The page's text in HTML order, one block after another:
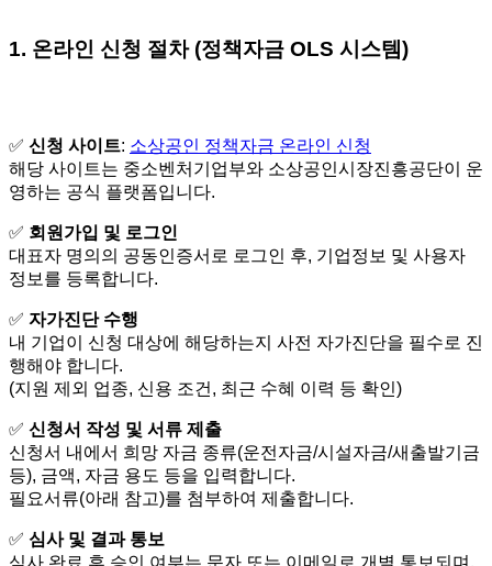
1. 온라인 신청 절차 (정책자금 OLS 시스템)
✅ 신청 사이트: 소상공인 정책자금 온라인 신청
해당 사이트는 중소벤처기업부와 소상공인시장진흥공단이 운
영하는 공식 플랫폼입니다.
✅ 회원가입 및 로그인
대표자 명의의 공동인증서로 로그인 후, 기업정보 및 사용자
정보를 등록합니다.
✅ 자가진단 수행
내 기업이 신청 대상에 해당하는지 사전 자가진단을 필수로 진
행해야 합니다.
(지원 제외 업종, 신용 조건, 최근 수혜 이력 등 확인)
✅ 신청서 작성 및 서류 제출
신청서 내에서 희망 자금 종류(운전자금/시설자금/새출발기금
등), 금액, 자금 용도 등을 입력합니다.
필요서류(아래 참고)를 첨부하여 제출합니다.
✅ 심사 및 결과 통보
심사 완료 후 승인 여부는 문자 또는 이메일로 개별 통보되며,